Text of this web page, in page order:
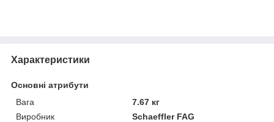
Характеристики
Основні атрибути
Вага
7.67 кг
Виробник
Schaeffler FAG